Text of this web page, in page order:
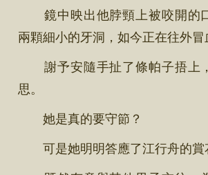
鏡中映出他脖頸上被咬開的
兩顆細小的牙洞，如今正在往外冒
謝予安隨手扯了條帕子捂上
思。
她是真的要守節？
可是她明明答應了江行舟的賞